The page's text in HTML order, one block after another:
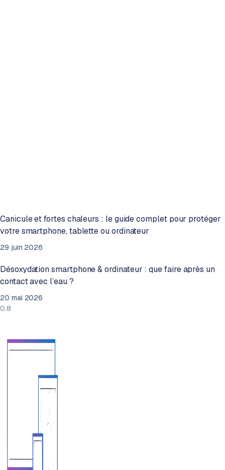
Canicule et fortes chaleurs : le guide complet pour protéger
votre smartphone, tablette ou ordinateur
29 juin 2026
Désoxydation smartphone & ordinateur : que faire après un
contact avec l’eau ?
20 mai 2026